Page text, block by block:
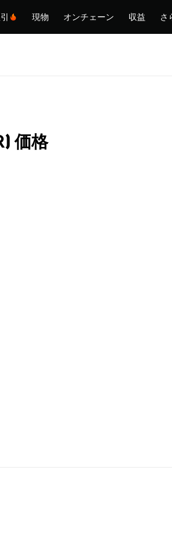
現物 オンチェーン 収益 さ
価格